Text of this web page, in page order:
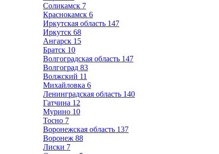
Соликамск 7
Краснокамск 6
Иркутская область 147
Иркутск 68
Ангарск 15
Братск 10
Волгоградская область 147
Волгоград 83
Волжский 11
Михайловка 6
Ленинградская область 140
Гатчина 12
Мурино 10
Тосно 7
Воронежская область 137
Воронеж 88
Лиски 7